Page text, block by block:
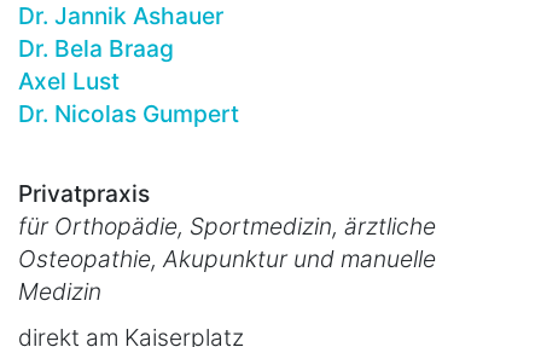
Dr. Jannik Ashauer
Dr. Bela Braag
Axel Lust
Dr. Nicolas Gumpert
Privatpraxis
für Orthopädie, Sportmedizin, ärztliche
Osteopathie, Akupunktur und manuelle
Medizin
direkt am Kaiserplatz